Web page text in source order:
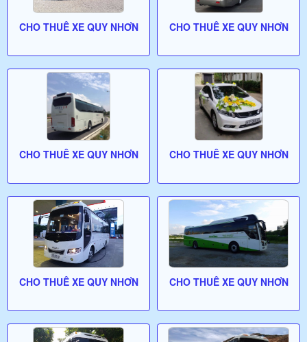
CHO THUÊ XE QUY NHƠN CHO THUÊ XE QUY NHƠN
CHO THUÊ XE QUY NHƠN CHO THUÊ XE QUY NHƠN
CHO THUÊ XE QUY NHƠN CHO THUÊ XE QUY NHƠN